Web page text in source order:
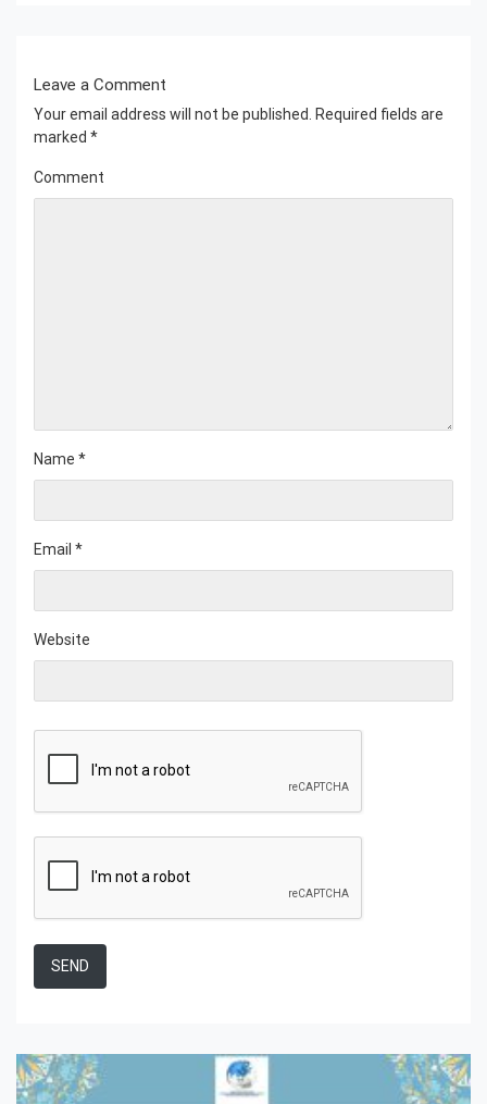
Leave a Comment
Your email address will not be published.
Required fields are
marked *
Comment
Name *
Email *
Website